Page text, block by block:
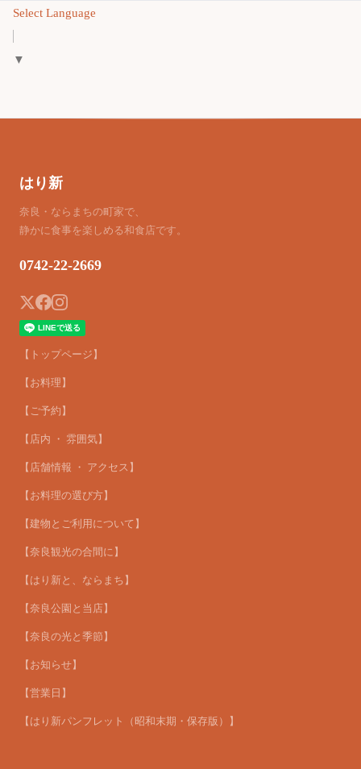
Select Language
▼
はり新
奈良・ならまちの町家で、
静かに食事を楽しめる和食店です。
0742-22-2669
【トップページ】
【お料理】
【ご予約】
【店内 ・ 雰囲気】
【店舗情報 ・ アクセス】
【お料理の選び方】
【建物とご利用について】
【奈良観光の合間に】
【はり新と、ならまち】
【奈良公園と当店】
【奈良の光と季節】
【お知らせ】
【営業日】
【はり新パンフレット（昭和末期・保存版）】